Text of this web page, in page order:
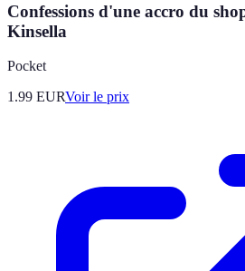
Confessions d'une accro du
Kinsella
Pocket
1.99 EURVoir le prix